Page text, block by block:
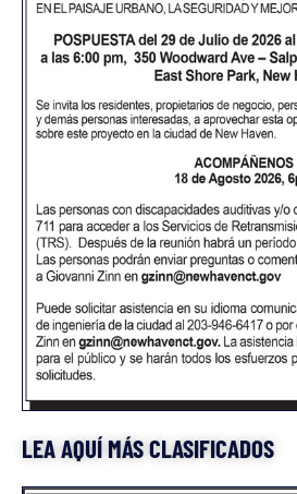
LEA AQUÍ MÁS CLASIFICADOS